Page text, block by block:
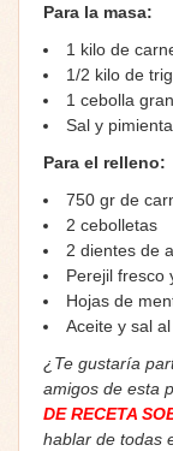
Para la masa:
1 kilo de
1/2 kilo de
1 cebolla
Sal y
Para el relleno:
750 gr de
2 cebolletas
2 dientes de
Perejil fresco
Hojas de
Aceite y sal
¿Te gustaría
amigos de esta
DE RECETA
hablar de todas